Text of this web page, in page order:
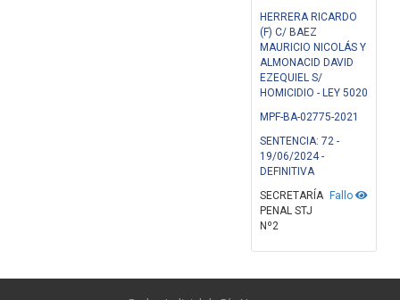
HERRERA RICARDO
(F) C/ BAEZ
MAURICIO NICOLÁS Y
ALMONACID DAVID
EZEQUIEL S/
HOMICIDIO - LEY 5020
MPF-BA-02775-2021
SENTENCIA: 72 -
19/06/2024 -
DEFINITIVA
Fallo
SECRETARÍA
PENAL STJ
Nº2